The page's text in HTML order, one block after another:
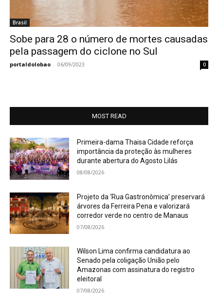
Brasil
Sobe para 28 o número de mortes causadas
pela passagem do ciclone no Sul
portaldolobao - 06/09/2023 0
MOST READ
Primeira-dama Thaisa Cidade reforça
importância da proteção às mulheres
durante abertura do Agosto Lilás
08/08/2026
Projeto da ‘Rua Gastronômica’ preservará
árvores da Ferreira Pena e valorizará
corredor verde no centro de Manaus
07/08/2026
Wilson Lima confirma candidatura ao
Senado pela coligação União pelo
Amazonas com assinatura do registro
eleitoral
07/08/2026